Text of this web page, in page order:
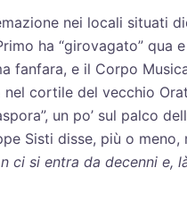
nei locali situati
ha “girovagato”
fanfara, e il Corpo
cortile del vecchio
un po’ sul palco
Sisti disse, più o meno,
ci si entra da decenni